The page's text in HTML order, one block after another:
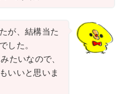
が、結構当た
した。
たいなので、
いいと思いま